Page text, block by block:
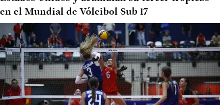
en el Mundial de Vóleibol Sub 17